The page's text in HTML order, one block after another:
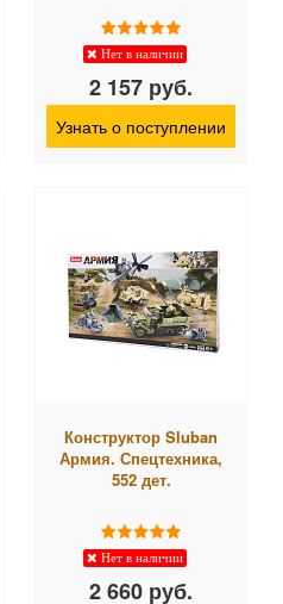
Нет в наличии
2 157 руб.
Узнать о поступлении
Конструктор Sluban
Армия. Спецтехника,
552 дет.
Нет в наличии
2 660 руб.